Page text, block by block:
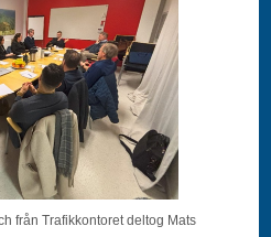
från Trafikkontoret deltog Mats